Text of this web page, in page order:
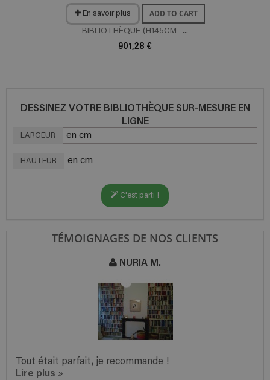
En savoir plus ADD TO CART
BIBLIOTHÈQUE (H145CM -...
901,28 €
DESSINEZ VOTRE BIBLIOTHÈQUE SUR-MESURE EN
LIGNE
LARGEUR
HAUTEUR
C'est parti !
TÉMOIGNAGES DE NOS CLIENTS
NURIA M.
Tout était parfait, je recommande !
Lire plus »